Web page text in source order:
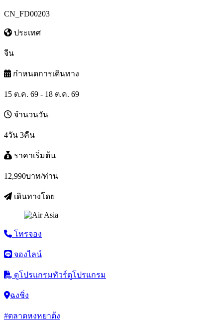
CN_FD00203
ประเทศ
จีน
กำหนดการเดินทาง
15 ต.ค. 69 - 18 ต.ค. 69
จำนวนวัน
4วัน 3คืน
ราคาเริ่มต้น
12,990บาท/ท่าน
เดินทางโดย
โทรจอง
จองไลน์
ดูโปรแกรมทัวร์ดูโปรแกรม
ฉงชิ่ง
#ตลาดหงหยาต้ง